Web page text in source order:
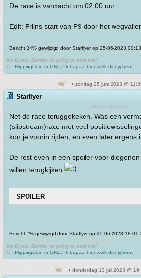
De race is vannacht om 02.00 uur.
Edit: Frijns start van P9 door het
Bericht 24% gewijzigd door Starflyer op 25-06-2023
No Dyson Barrier is going to stop me!
UI: FlippingCoin in ONZ / Ik bepaal hier welk dier jij bent
• zondag 25 juni 2023 @
Starflyer
Flies to the stars
Net de race teruggekeken. Was een
(slipstream)race met veel
kon je voorin rijden, en even later ergens
De rest even in een spoiler voor
willen terugkijken
SPOILER
Bericht 7% gewijzigd door Starflyer op 25-06-2023
No Dyson Barrier is going to stop me!
UI: FlippingCoin in ONZ / Ik bepaal hier welk dier jij bent
• donderdag 13 juli 2023 @